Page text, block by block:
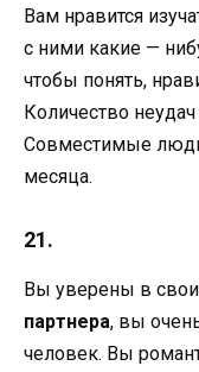
Вам нравится
с ними какие —
чтобы понять,
Количество
Совместимые
месяца.
21.
Вы уверены в
партнера, вы
человек. Вы